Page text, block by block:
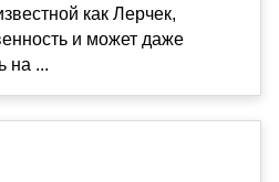
как Лерчек,
и может даже
на ...